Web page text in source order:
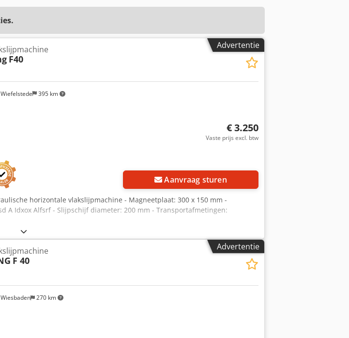
Advertentie
395 km
F40
€ 3.250
Vaste prijs excl. btw
Aanvraag sturen
horizontale vlakslijpmachine - Magneetplaat: 300 x 150 mm -
A Idxox Alfsrf - Slijpschijf diameter: 200 mm - Transportafmetingen:
Advertentie
270 km
F 40